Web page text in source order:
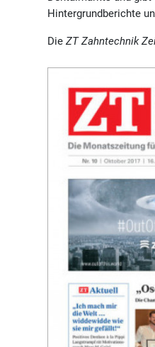
Hintergrundberichte
DieZT Zahntechnik